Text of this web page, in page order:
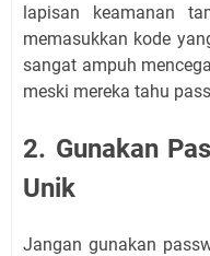
lapisan keamanan
memasukkan kode
sangat ampuh
meski mereka tahu
2. Gunakan
Unik
Jangan gunakan